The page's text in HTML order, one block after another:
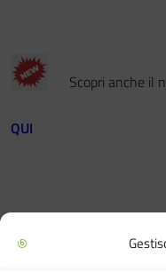
Scopri anche il
QUI